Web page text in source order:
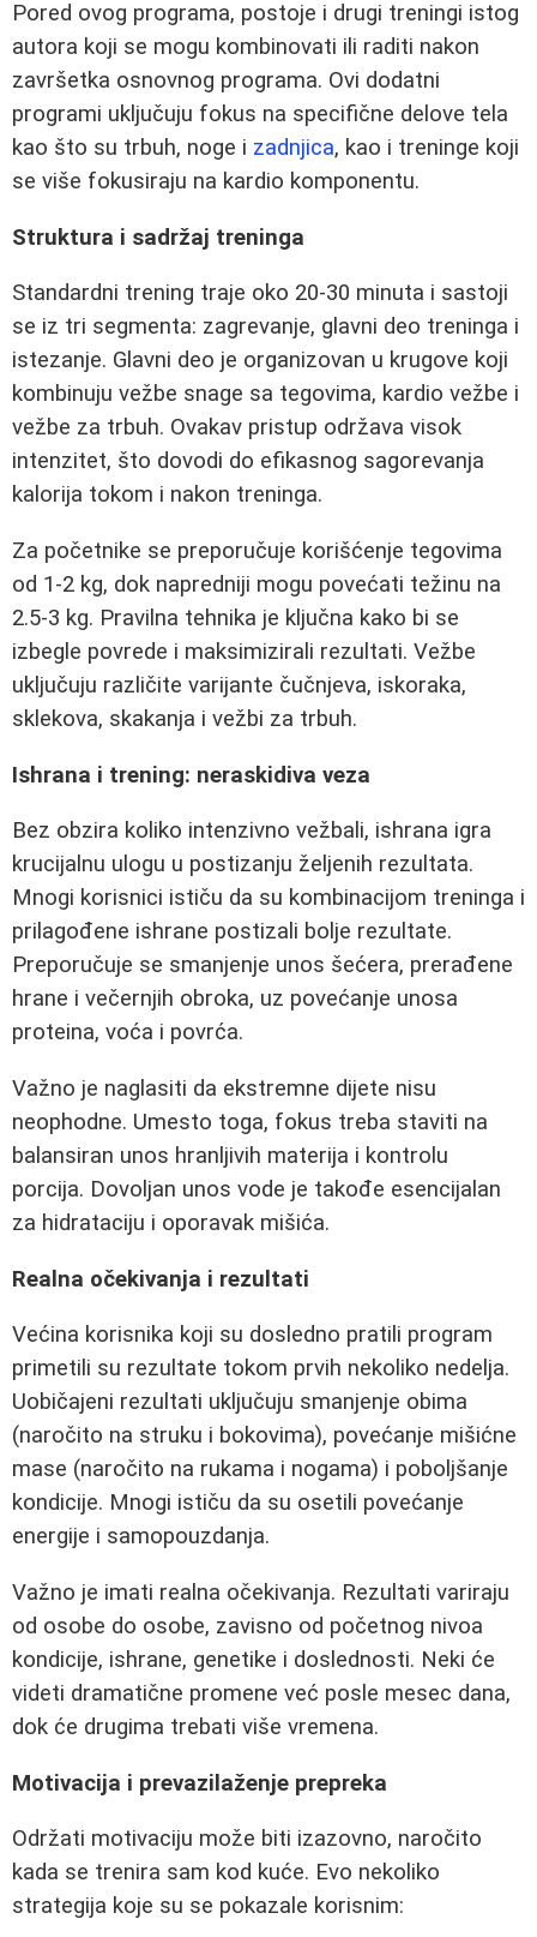
Pored ovog programa, postoje i drugi treningi istog
autora koji se mogu kombinovati ili raditi nakon
završetka osnovnog programa. Ovi dodatni
programi uključuju fokus na specifične delove tela
kao što su trbuh, noge i zadnjica, kao i treninge koji
se više fokusiraju na kardio komponentu.
Struktura i sadržaj treninga
Standardni trening traje oko 20-30 minuta i sastoji
se iz tri segmenta: zagrevanje, glavni deo treninga i
istezanje. Glavni deo je organizovan u krugove koji
kombinuju vežbe snage sa tegovima, kardio vežbe i
vežbe za trbuh. Ovakav pristup održava visok
intenzitet, što dovodi do efikasnog sagorevanja
kalorija tokom i nakon treninga.
Za početnike se preporučuje korišćenje tegovima
od 1-2 kg, dok napredniji mogu povećati težinu na
2.5-3 kg. Pravilna tehnika je ključna kako bi se
izbegle povrede i maksimizirali rezultati. Vežbe
uključuju različite varijante čučnjeva, iskoraka,
sklekova, skakanja i vežbi za trbuh.
Ishrana i trening: neraskidiva veza
Bez obzira koliko intenzivno vežbali, ishrana igra
krucijalnu ulogu u postizanju željenih rezultata.
Mnogi korisnici ističu da su kombinacijom treninga i
prilagođene ishrane postizali bolje rezultate.
Preporučuje se smanjenje unos šećera, prerađene
hrane i večernjih obroka, uz povećanje unosa
proteina, voća i povrća.
Važno je naglasiti da ekstremne dijete nisu
neophodne. Umesto toga, fokus treba staviti na
balansiran unos hranljivih materija i kontrolu
porcija. Dovoljan unos vode je takođe esencijalan
za hidrataciju i oporavak mišića.
Realna očekivanja i rezultati
Većina korisnika koji su dosledno pratili program
primetili su rezultate tokom prvih nekoliko nedelja.
Uobičajeni rezultati uključuju smanjenje obima
(naročito na struku i bokovima), povećanje mišićne
mase (naročito na rukama i nogama) i poboljšanje
kondicije. Mnogi ističu da su osetili povećanje
energije i samopouzdanja.
Važno je imati realna očekivanja. Rezultati variraju
od osobe do osobe, zavisno od početnog nivoa
kondicije, ishrane, genetike i doslednosti. Neki će
videti dramatične promene već posle mesec dana,
dok će drugima trebati više vremena.
Motivacija i prevazilaženje prepreka
Održati motivaciju može biti izazovno, naročito
kada se trenira sam kod kuće. Evo nekoliko
strategija koje su se pokazale korisnim: